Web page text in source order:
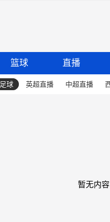
篮球 直播
足球 英超直播 中超直播
暂无内容